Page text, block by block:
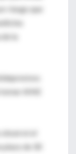
riesgo que
la
AINE
el
de 30